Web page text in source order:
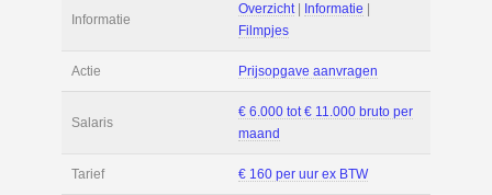
DERMATOLOOG